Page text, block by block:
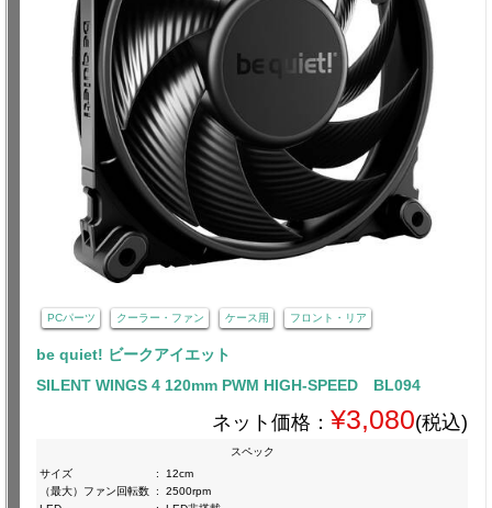
PCパーツ クーラー・ファン ケース用 フロント・リア
be quiet! ビークアイエット
SILENT WINGS 4 120mm PWM HIGH-SPEED BL094
ネット価格： ¥3,080(税込)
スペック
サイズ
:
12cm
（最大）ファン回転数 :
2500rpm